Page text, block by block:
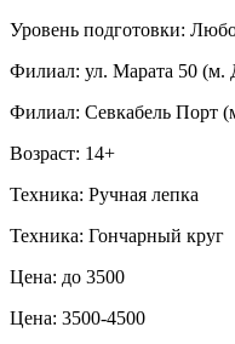
Уровень подготовки:
Филиал: ул. Марата 50 (м.
Филиал: Севкабель Порт
Возраст: 14+
Техника: Ручная лепка
Техника: Гончарный круг
Цена: до 3500
Цена: 3500-4500